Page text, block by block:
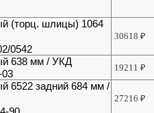
(торц. шлицы) 1064
0542
30618₽
638 мм / УКД
03
19211₽
6522 задний 684 мм /
27216₽